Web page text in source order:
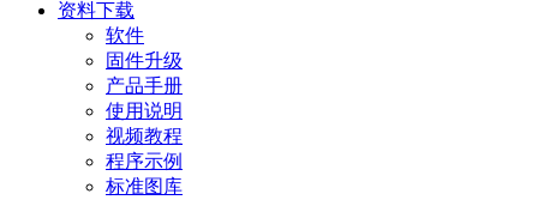
资料下载
软件
固件升级
产品手册
使用说明
视频教程
程序示例
标准图库